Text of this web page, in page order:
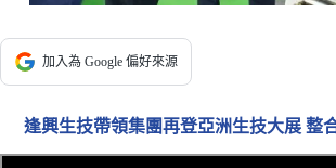
加入為 Google 偏好來源
逢興生技帶領集團再登亞洲生技大展 整